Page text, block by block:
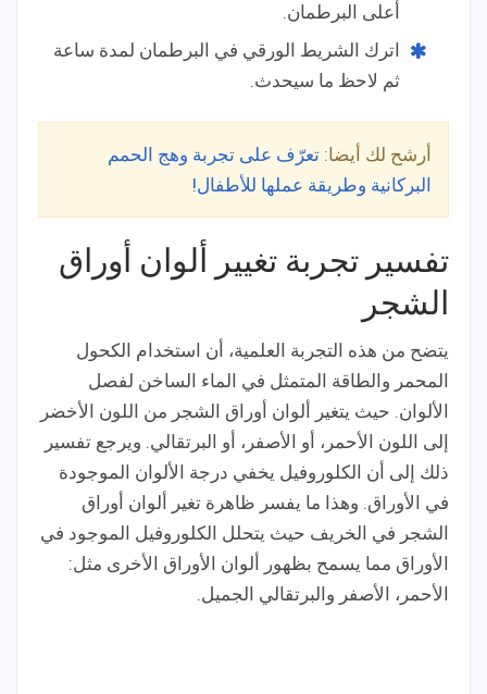
أعلى البرطمان.
اترك الشريط الورقي في البرطمان لمدة ساعة
ثم لاحظ ما سيحدث.
أرشح لك أيضا: تعرّف على تجربة وهج الحمم
البركانية وطريقة عملها للأطفال!
تفسير تجربة تغيير ألوان أوراق
الشجر
يتضح من هذه التجربة العلمية، أن استخدام الكحول
المحمر والطاقة المتمثل في الماء الساخن لفصل
الألوان. حيث يتغير ألوان أوراق الشجر من اللون الأخضر
إلى اللون الأحمر، أو الأصفر، أو البرتقالي. ويرجع تفسير
ذلك إلى أن الكلوروفيل يخفي درجة الألوان الموجودة
في الأوراق. وهذا ما يفسر ظاهرة تغير ألوان أوراق
الشجر في الخريف حيث يتحلل الكلوروفيل الموجود في
الأوراق مما يسمح بظهور ألوان الأوراق الأخرى مثل:
الأحمر، الأصفر والبرتقالي الجميل.